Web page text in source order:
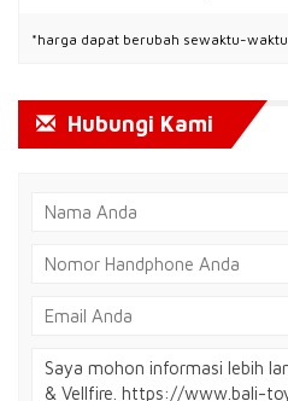
*harga dapat berubah sewaktu-waktu
Hubungi Kami